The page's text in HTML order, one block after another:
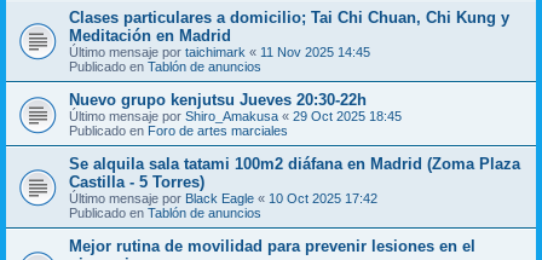
Clases particulares a domicilio; Tai Chi Chuan, Chi Kung y
Meditación en Madrid
Último mensaje por taichimark « 11 Nov 2025 14:45
Publicado en Tablón de anuncios
Nuevo grupo kenjutsu Jueves 20:30-22h
Último mensaje por Shiro_Amakusa « 29 Oct 2025 18:45
Publicado en Foro de artes marciales
Se alquila sala tatami 100m2 diáfana en Madrid (Zoma Plaza
Castilla - 5 Torres)
Último mensaje por Black Eagle « 10 Oct 2025 17:42
Publicado en Tablón de anuncios
Mejor rutina de movilidad para prevenir lesiones en el